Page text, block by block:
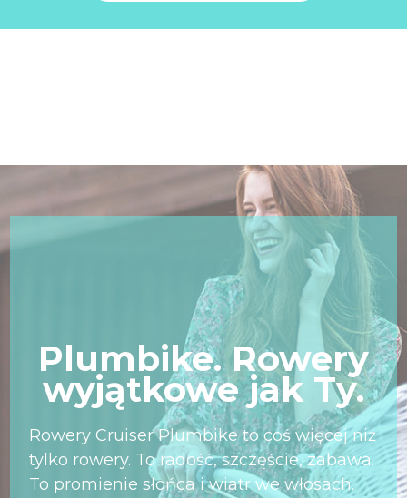
Plumbike. Rowery
wyjątkowe jak Ty.
Rowery Cruiser Plumbike to coś więcej niż
tylko rowery. To radość, szczęście, zabawa.
To promienie słońca i wiatr we włosach.